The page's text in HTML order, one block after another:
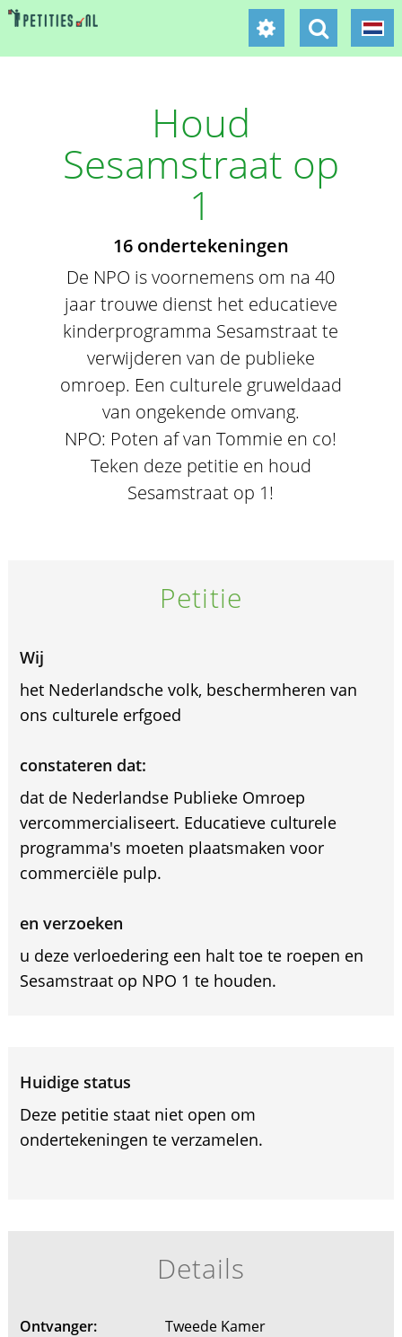
Houd
Sesamstraat op
1
16 ondertekeningen
De NPO is voornemens om na 40
jaar trouwe dienst het educatieve
kinderprogramma Sesamstraat te
verwijderen van de publieke
omroep. Een culturele gruweldaad
van ongekende omvang.
NPO: Poten af van Tommie en co!
Teken deze petitie en houd
Sesamstraat op 1!
Petitie
Wij
het Nederlandsche volk, beschermheren van
ons culturele erfgoed
constateren dat:
dat de Nederlandse Publieke Omroep
vercommercialiseert. Educatieve culturele
programma's moeten plaatsmaken voor
commerciële pulp.
en verzoeken
u deze verloedering een halt toe te roepen en
Sesamstraat op NPO 1 te houden.
Huidige status
Deze petitie staat niet open om
ondertekeningen te verzamelen.
Details
Ontvanger:
Tweede Kamer